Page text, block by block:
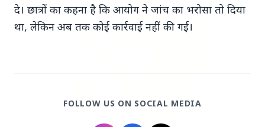
दे। छात्रों का कहना है कि आयोग ने जांच का भरोसा तो दिया
था, लेकिन अब तक कोई कार्रवाई नहीं की गई।
FOLLOW US ON SOCIAL MEDIA